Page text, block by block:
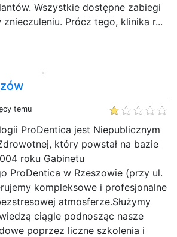
Wszystkie dostępne zabiegi
Prócz tego, klinika r...
temu
ProDentica jest Niepublicznym
który powstał na bazie
roku Gabinetu
ProDentica w Rzeszowie (przy ul.
kompleksowe i profesjonalne
atmosferze.Służymy
ciągle podnosząc nasze
poprzez liczne szkolenia i